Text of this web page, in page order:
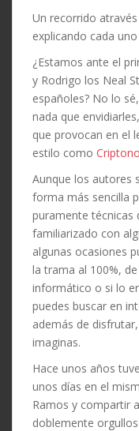
Un recorrido
explicando cada
¿Estamos ante el
y Rodrigo los Neal
españoles? No lo
nada que
que provocan en el
estilo como
Aunque los autores
forma más sencilla
puramente técnicas
familiarizado con
algunas ocasiones
la trama al 100%,
informático o si lo
puedes buscar en
además de
imaginas.
Hace unos años
unos días en el
Ramos y compartir
doblemente